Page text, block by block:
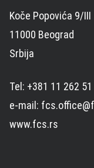
Koče Popovića 9/III
11000 Beograd
Srbija
Tel: +381 11 262 51
e-mail:
www.fcs.rs